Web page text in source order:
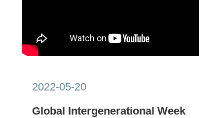
2022-05-20
Global Intergenerational Week